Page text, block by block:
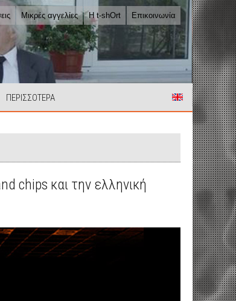
Μικρές αγγελίες Η t-shOrt Επικοινωνία
ΠΕΡΙΣΣΟΤΕΡΑ
chips και την ελληνική